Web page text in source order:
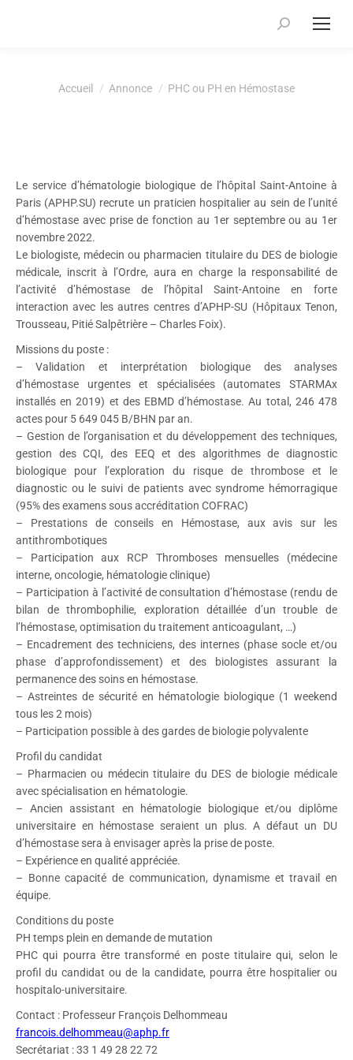
Recherche
Vous êtes ici :
Accueil Annonce PHC ou PH en Hémostase
Le service d’hématologie biologique de l’hôpital Saint-Antoine à
Paris (APHP.SU) recrute un praticien hospitalier au sein de l’unité
d’hémostase avec prise de fonction au 1er septembre ou au 1er
novembre 2022.
Le biologiste, médecin ou pharmacien titulaire du DES de biologie
médicale, inscrit à l’Ordre, aura en charge la responsabilité de
l’activité d’hémostase de l’hôpital Saint-Antoine en forte
interaction avec les autres centres d’APHP-SU (Hôpitaux Tenon,
Trousseau, Pitié Salpêtrière – Charles Foix).
Missions du poste :
– Validation et interprétation biologique des analyses
d’hémostase urgentes et spécialisées (automates STARMAx
installés en 2019) et des EBMD d’hémostase. Au total, 246 478
actes pour 5 649 045 B/BHN par an.
– Gestion de l’organisation et du développement des techniques,
gestion des CQI, des EEQ et des algorithmes de diagnostic
biologique pour l’exploration du risque de thrombose et le
diagnostic ou le suivi de patients avec syndrome hémorragique
(95% des examens sous accréditation COFRAC)
– Prestations de conseils en Hémostase, aux avis sur les
antithrombotiques
– Participation aux RCP Thromboses mensuelles (médecine
interne, oncologie, hématologie clinique)
– Participation à l’activité de consultation d’hémostase (rendu de
bilan de thrombophilie, exploration détaillée d’un trouble de
l’hémostase, optimisation du traitement anticoagulant, …)
– Encadrement des techniciens, des internes (phase socle et/ou
phase d’approfondissement) et des biologistes assurant la
permanence des soins en hémostase.
– Astreintes de sécurité en hématologie biologique (1 weekend
tous les 2 mois)
– Participation possible à des gardes de biologie polyvalente
Profil du candidat
– Pharmacien ou médecin titulaire du DES de biologie médicale
avec spécialisation en hématologie.
– Ancien assistant en hématologie biologique et/ou diplôme
universitaire en hémostase seraient un plus. A défaut un DU
d’hémostase sera à envisager après la prise de poste.
– Expérience en qualité appréciée.
– Bonne capacité de communication, dynamisme et travail en
équipe.
Conditions du poste
PH temps plein en demande de mutation
PHC qui pourra être transformé en poste titulaire qui, selon le
profil du candidat ou de la candidate, pourra être hospitalier ou
hospitalo-universitaire.
Contact : Professeur François Delhommeau
francois.delhommeau@aphp.fr
Secrétariat : 33 1 49 28 22 72